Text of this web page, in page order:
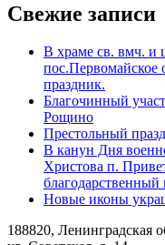
Свежие записи
В храме св. вмч. и
пос.Первомайское
праздник.
Благочинный
Рощино
Престольный
В канун Дня
Христова п.
благодарственный
Новые иконы
188820, Ленинградская